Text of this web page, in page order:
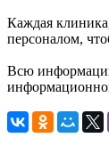
Каждая
персоналом,
Всю